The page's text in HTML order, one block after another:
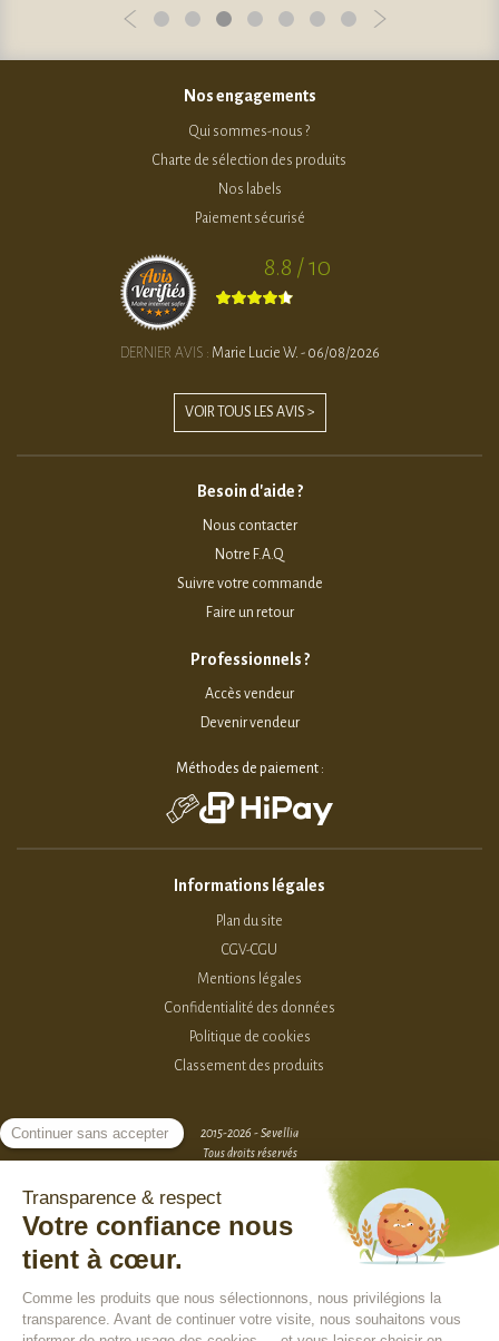
Nos engagements
Qui sommes-nous ?
Charte de sélection des produits
Nos labels
Paiement sécurisé
8.8 / 10
DERNIER AVIS : Marie Lucie W. - 06/08/2026
VOIR TOUS LES AVIS >
Besoin d'aide ?
Nous contacter
Notre F.A.Q
Suivre votre commande
Faire un retour
Professionnels ?
Accès vendeur
Devenir vendeur
Méthodes de paiement :
Informations légales
Plan du site
CGV-CGU
Mentions légales
Confidentialité des données
Politique de cookies
Classement des produits
2015-2026 - Sevellia
Tous droits réservés
ACCÈS VENDEURS
CONTACTEZ-NOUS